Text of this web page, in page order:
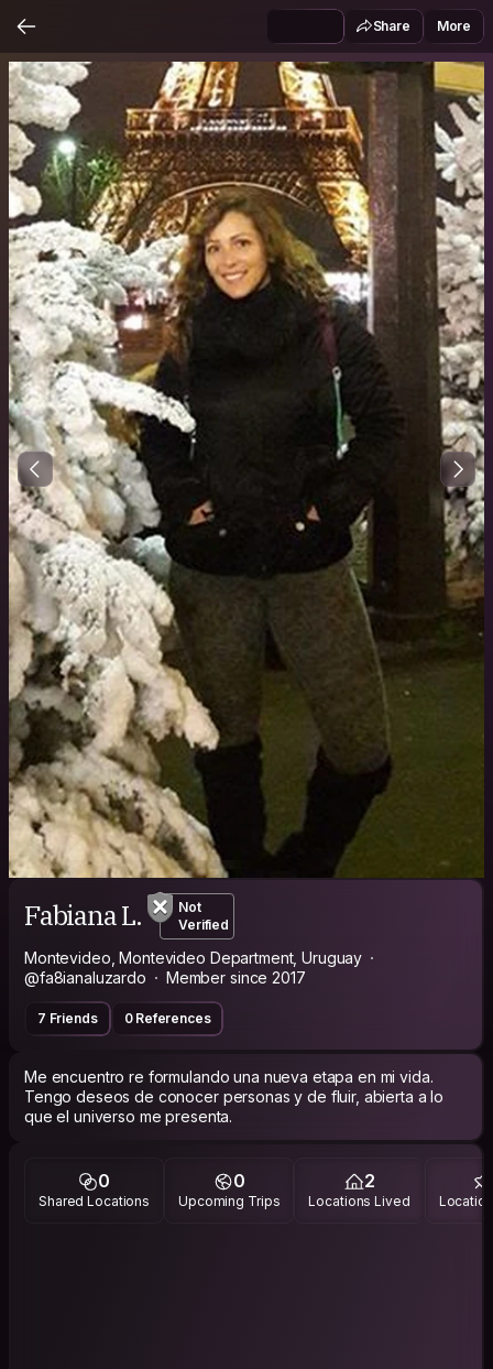
Share More
Fabiana L.
Not
Verified
Montevideo, Montevideo Department, Uruguay
@fa8ianaluzardo
Member since 2017
7 Friends 0 References
Me encuentro re formulando una nueva etapa en mi vida.
Tengo deseos de conocer personas y de fluir, abierta a lo
0
Shared Locations
0
Upcoming Trips
2
Locations Lived